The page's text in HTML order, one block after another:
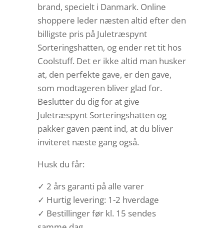
brand, specielt i Danmark. Online
shoppere leder næsten altid efter den
billigste pris på Juletræspynt
Sorteringshatten, og ender ret tit hos
Coolstuff. Det er ikke altid man husker
at, den perfekte gave, er den gave,
som modtageren bliver glad for.
Beslutter du dig for at give
Juletræspynt Sorteringshatten og
pakker gaven pænt ind, at du bliver
inviteret næste gang også.
Husk du får:
✓ 2 års garanti på alle varer
✓ Hurtig levering: 1-2 hverdage
✓ Bestillinger før kl. 15 sendes